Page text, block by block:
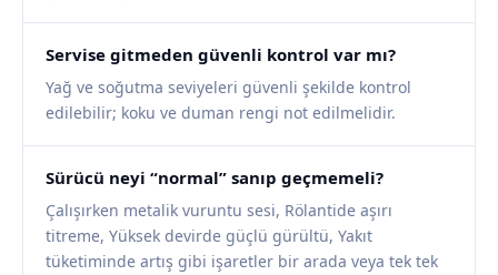
Servise gitmeden güvenli kontrol var mı?
Yağ ve soğutma seviyeleri güvenli şekilde kontrol
edilebilir; koku ve duman rengi not edilmelidir.
Sürücü neyi “normal” sanıp geçmemeli?
Çalışırken metalik vuruntu sesi, Rölantide aşırı
titreme, Yüksek devirde güçlü gürültü, Yakıt
tüketiminde artış gibi işaretler bir arada veya tek tek